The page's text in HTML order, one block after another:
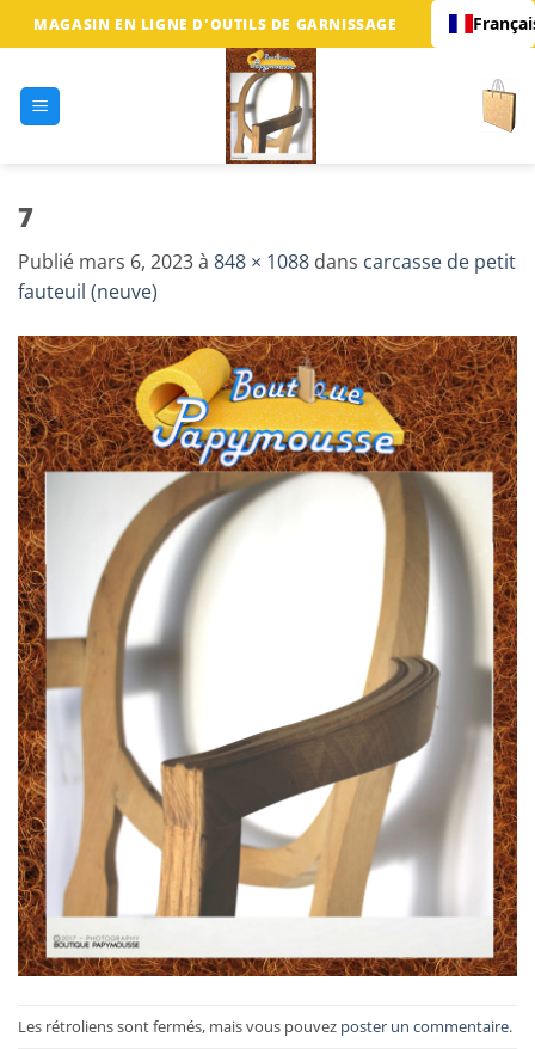
Passer
au
MAGASIN EN LIGNE D'OUTILS DE GARNISSAGE
7
Publié mars 6, 2023à 848 × 1088 dans carcasse de petit
fauteuil (neuve)
Les rétroliens sont fermés, mais vous pouvez poster un commentaire.